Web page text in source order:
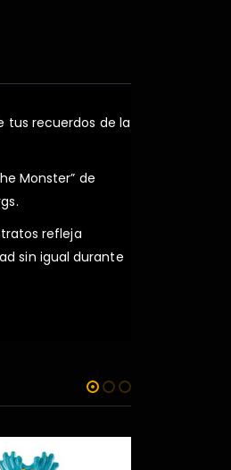
tus recuerdos de la
Monster” de
refleja
sin igual durante